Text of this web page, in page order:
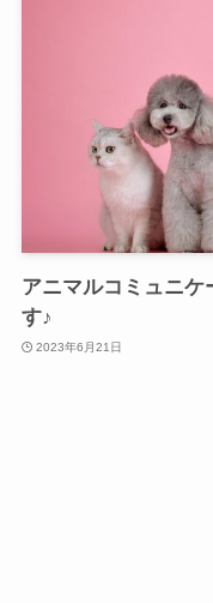
アニマルコミュニケ
す♪
2023年6月21日